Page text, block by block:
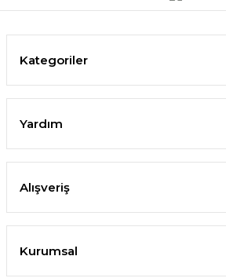
Kategoriler
Yardım
Alışveriş
Kurumsal